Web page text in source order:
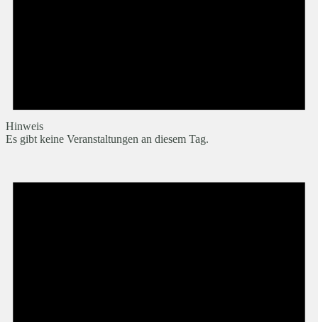
Hinweis
Es gibt keine Veranstaltungen an diesem Tag.